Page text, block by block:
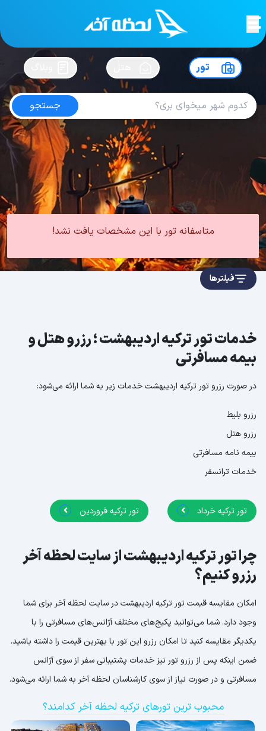
لحظه آخرسفرت رو بساز !
تور
جستجو
تور ترکیه اردیبهشت
3.9 از5| از100 کاربر
تور ترکیه
تور ترکیه بهار
متاسفانه تور با این مشخصات یافت نشد!
فیلترها
خدمات تور ترکیه اردیبهشت ؛ رزرو هتل و
بیمه مسافرتی
در صورت رزرو تور ترکیه اردیبهشت خدمات زیر به شما ارائه می‌شود:
رزرو بلیط
رزرو هتل
بیمه نامه مسافرتی
خدمات ترانسفر
تور ترکیه خرداد تور ترکیه فروردین
چرا تور ترکیه اردیبهشت از سایت لحظه آخر
رزرو کنیم؟
امکان مقایسه قیمت تور ترکیه اردیبهشت در سایت لحظه آخر برای شما
وجود دارد. شما می‌توانید پکیج‌های مختلف آژانس‌های مسافرتی را با
یکدیگر مقایسه کنید تا امکان رزرو این تور با بهترین قیمت را داشته باشید.
ضمن اینکه پس از رزرو تور نیز خدمات پشتیبانی سفر از سوی آژانس
مسافرتی و در صورت نیاز از سوی کارشناسان لحظه آخر به شما ارائه می‌شود.
محبوب ترین تورهای ترکیه لحظه آخر کدامند؟